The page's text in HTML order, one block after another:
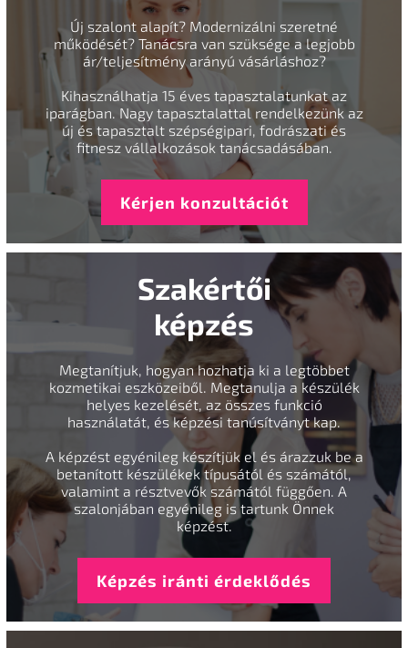
Új szalont alapít? Modernizálni szeretné
működését? Tanácsra van szüksége a legjobb
ár/teljesítmény arányú vásárláshoz?
Kihasználhatja 15 éves tapasztalatunkat az
iparágban. Nagy tapasztalattal rendelkezünk az
új és tapasztalt szépségipari, fodrászati és
fitnesz vállalkozások tanácsadásában.
Kérjen konzultációt
Szakértői
képzés
Megtanítjuk, hogyan hozhatja ki a legtöbbet
kozmetikai eszközeiből. Megtanulja a készülék
helyes kezelését, az összes funkció
használatát, és képzési tanúsítványt kap.
A képzést egyénileg készítjük el és árazzuk be a
betanított készülékek típusától és számától,
valamint a résztvevők számától függően. A
szalonjában egyénileg is tartunk Önnek
képzést.
Képzés iránti érdeklődés